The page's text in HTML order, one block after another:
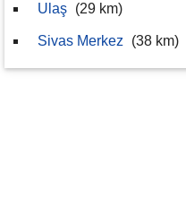
Ulaş (29 km)
Sivas Merkez (38 km)